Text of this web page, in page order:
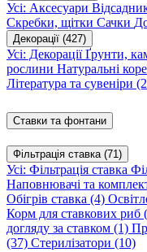
Усі: Аксесуари
Скребки, щітки Сачки
Декорації (427)
Усі: ДекораціїҐрунти,
рослини Натуральні
Література та сувеніри
Ставки та фонтани
Фільтрація ставка (71)
Усі: Фільтрація ставка
Наповнювачі та
Обігрів ставка (4)
Корм для ставкових риб
догляду за ставком (1)
(37) Стерилізатори (10)